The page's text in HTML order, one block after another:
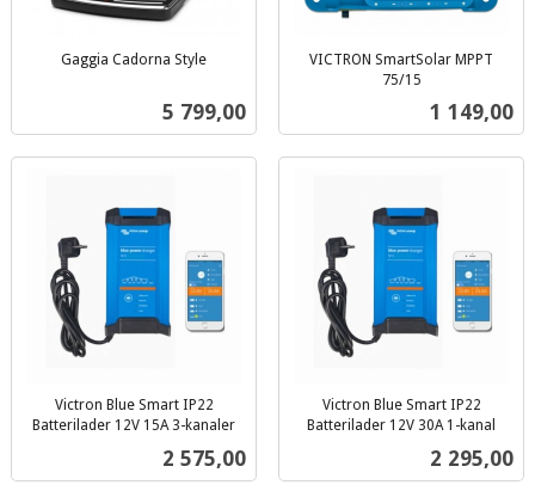
Gaggia Cadorna Style
Pris
5 799,00
VICTRON SmartSolar MPPT
75/15
Pris
1 149,00
Victron Blue Smart IP22
Batterilader 12V 15A 3-kanaler
Pris
2 575,00
Victron Blue Smart IP22
Batterilader 12V 30A 1-kanal
Pris
2 295,00